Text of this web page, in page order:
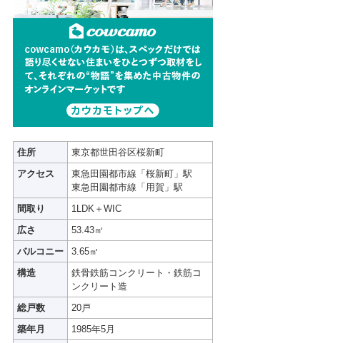
住所
東京都世田谷区桜新町
アクセス
東急田園都市線「桜新町」駅
東急田園都市線「用賀」駅
間取り
1LDK＋WIC
広さ
53.43㎡
バルコニー
3.65㎡
構造
鉄骨鉄筋コンクリート・鉄筋コ
ンクリート造
総戸数
20戸
築年月
1985年5月